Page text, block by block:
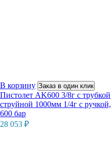
В корзину Заказ в один клик
Пистолет AK600 3/8г с трубкой
струйной 1000мм 1/4г с ручкой,
600 бар
28 053 ₽